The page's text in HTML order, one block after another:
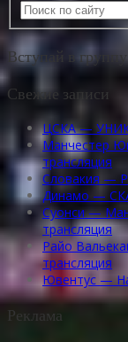
Вступай в
Свежие записи
ЦСКА —
Манчестер
трансляция
Словакия —
Динамо — СКА
Суонси —
трансляция
Райо
трансляция
Ювентус —
Реклама